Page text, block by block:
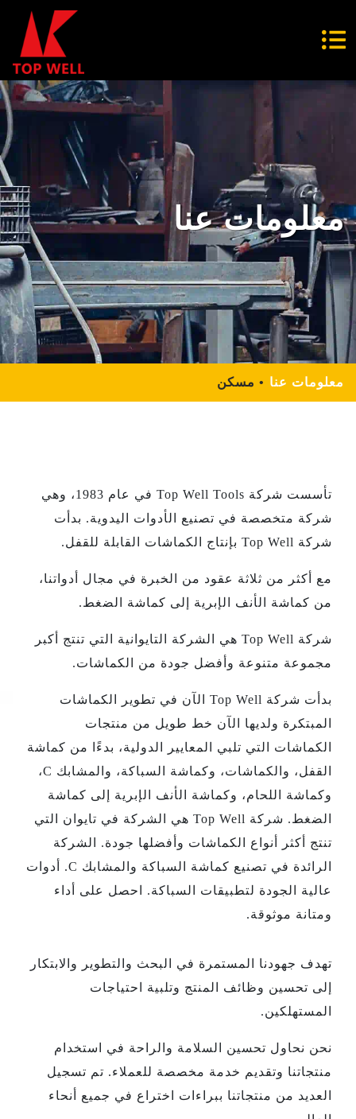
معلومات عنا
مسكن معلومات عنا
تأسست شركة Top Well Tools في عام 1983، وهي
شركة متخصصة في تصنيع الأدوات اليدوية. بدأت
شركة Top Well بإنتاج الكماشات القابلة للقفل.
مع أكثر من ثلاثة عقود من الخبرة في مجال أدواتنا،
من كماشة الأنف الإبرية إلى كماشة الضغط.
شركة Top Well هي الشركة التايوانية التي تنتج أكبر
مجموعة متنوعة وأفضل جودة من الكماشات.
بدأت شركة Top Well الآن في تطوير الكماشات
المبتكرة ولديها الآن خط طويل من منتجات
الكماشات التي تلبي المعايير الدولية، بدءًا من كماشة
القفل، والكماشات، وكماشة السباكة، والمشابك C،
وكماشة اللحام، وكماشة الأنف الإبرية إلى كماشة
الضغط. شركة Top Well هي الشركة في تايوان التي
تنتج أكثر أنواع الكماشات وأفضلها جودة. الشركة
الرائدة في تصنيع كماشة السباكة والمشابك C. أدوات
عالية الجودة لتطبيقات السباكة. احصل على أداء
ومتانة موثوقة.
تهدف جهودنا المستمرة في البحث والتطوير والابتكار
إلى تحسين وظائف المنتج وتلبية احتياجات
المستهلكين.
نحن نحاول تحسين السلامة والراحة في استخدام
منتجاتنا وتقديم خدمة مخصصة للعملاء. تم تسجيل
العديد من منتجاتنا ببراءات اختراع في جميع أنحاء